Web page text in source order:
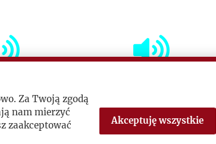
– 110. rocznica
urodzin
Józef Czapski o
Warszawskim
Za Twoją zgodą
nam mierzyć
zaakceptować
Akceptuję wszystkie